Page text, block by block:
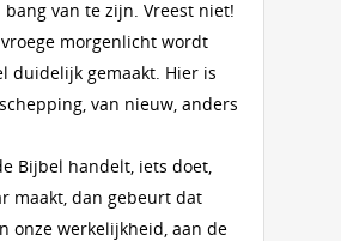
van te zijn. Vreest niet!
morgenlicht wordt
duidelijk gemaakt. Hier is
van nieuw, anders
Bijbel handelt, iets doet,
maakt, dan gebeurt dat
onze werkelijkheid, aan de